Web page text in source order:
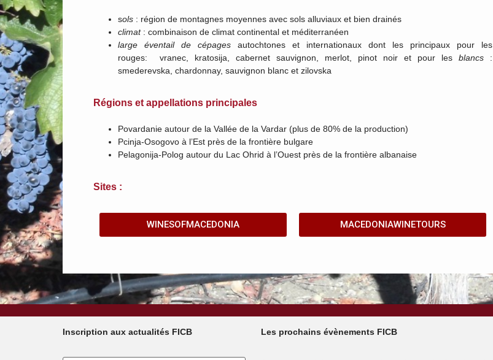
sols : région de montagnes moyennes avec sols alluviaux et bien drainés
climat : combinaison de climat continental et méditerranéen
large éventail de cépages autochtones et internationaux dont les principaux pour les
rouges: vranec, kratosija, cabernet sauvignon, merlot, pinot noir et pour les blancs :
smederevska, chardonnay, sauvignon blanc et zilovska
Régions et appellations principales
Povardanie autour de la Vallée de la Vardar (plus de 80% de la production)
Pcinja-Osogovo à l’Est près de la frontière bulgare
Pelagonija-Polog autour du Lac Ohrid à l’Ouest près de la frontière albanaise
Sites :
WINESOFMACEDONIA MACEDONIAWINETOURS
Inscription aux actualités FICB Les prochains évènements FICB